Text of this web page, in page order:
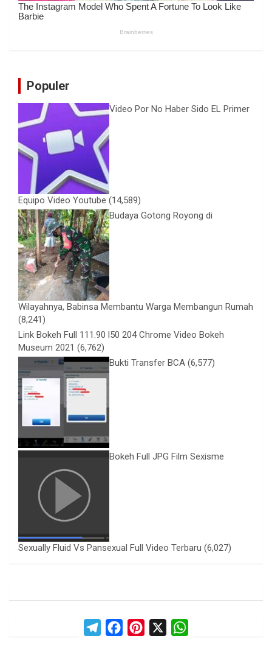
Populer
Video Por No Haber Sido EL Primer
Equipo Video Youtube (14,589)
Budaya Gotong Royong di
Wilayahnya, Babinsa Membantu Warga Membangun Rumah
(8,241)
Link Bokeh Full 111.90 l50 204 Chrome Video Bokeh
Museum 2021 (6,762)
Bukti Transfer BCA (6,577)
Bokeh Full JPG Film Sexisme
Sexually Fluid Vs Pansexual Full Video Terbaru (6,027)
T
P
X